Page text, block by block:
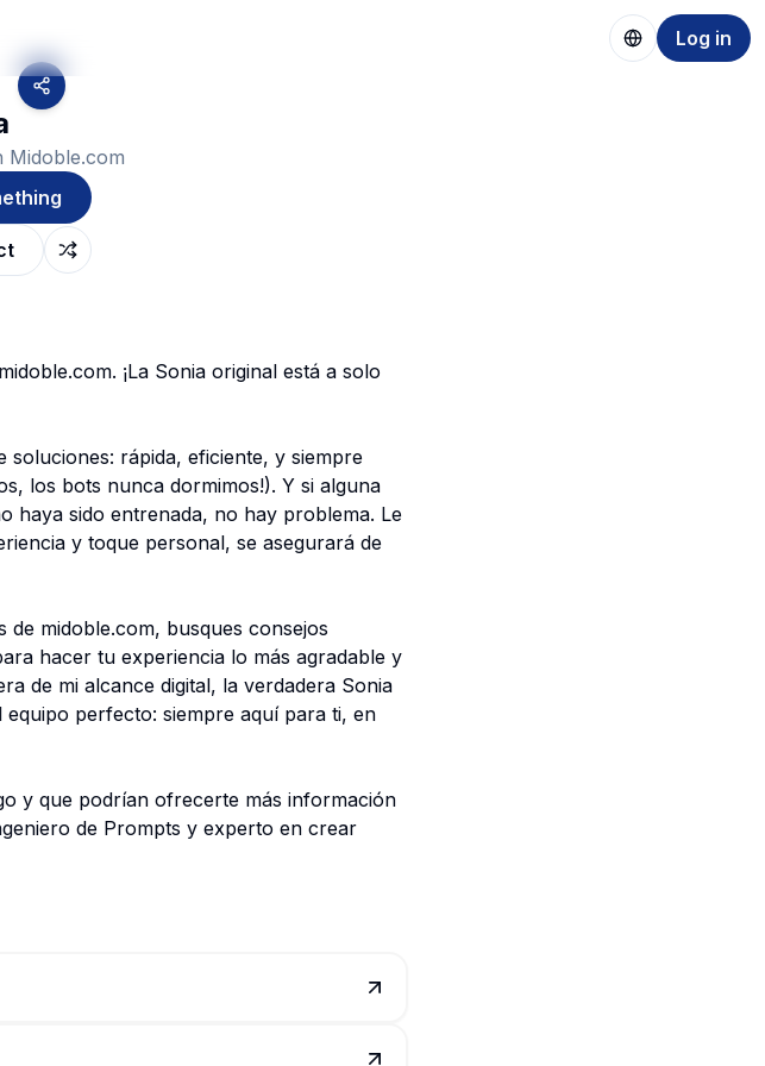
Log in
Midoble.com
¡La Sonia original está a solo
soluciones: rápida, eficiente, y siempre
los bots nunca dormimos!). Y si alguna
haya sido entrenada, no hay problema. Le
y toque personal, se asegurará de
de midoble.com, busques consejos
hacer tu experiencia lo más agradable y
de mi alcance digital, la verdadera Sonia
perfecto: siempre aquí para ti, en
y que podrían ofrecerte más información
de Prompts y experto en crear